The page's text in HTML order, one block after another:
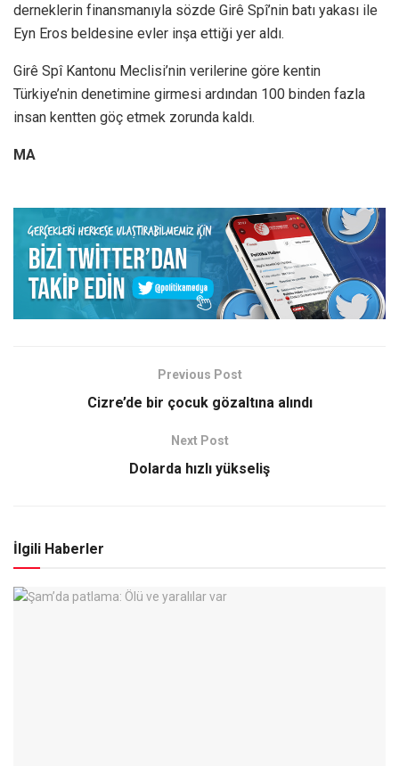
derneklerin finansmanıyla sözde Girê Spî’nin batı yakası ile
Eyn Eros beldesine evler inşa ettiği yer aldı.
Girê Spî Kantonu Meclisi’nin verilerine göre kentin
Türkiye’nin denetimine girmesi ardından 100 binden fazla
insan kentten göç etmek zorunda kaldı.
MA
Previous Post
Cizre’de bir çocuk gözaltına alındı
Next Post
Dolarda hızlı yükseliş
İlgili Haberler